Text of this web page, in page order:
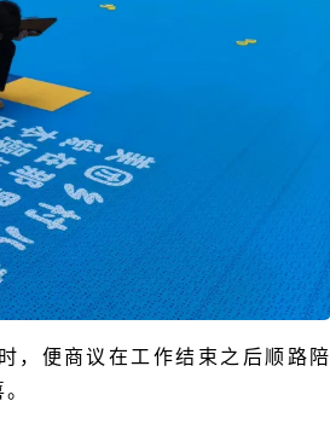
，便商议在工作结束之后顺路陪